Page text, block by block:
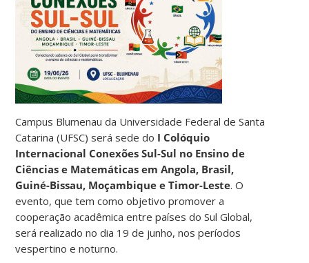
Campus Blumenau da Universidade Federal de Santa
Catarina (UFSC) será sede do I Colóquio
Internacional Conexões Sul-Sul no Ensino de
Ciências e Matemáticas em Angola, Brasil,
Guiné-Bissau, Moçambique e Timor-Leste. O
evento, que tem como objetivo promover a
cooperação acadêmica entre países do Sul Global,
será realizado no dia 19 de junho, nos períodos
vespertino e noturno.